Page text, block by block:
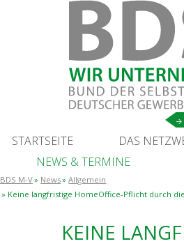
START­SEI­TE DAS
NEWS &TERMINE
BDS M-V News
Allgemein
Kei­ne lang­fris­ti­ge Home­Of­fice-Pflicht durch
KEI­NE